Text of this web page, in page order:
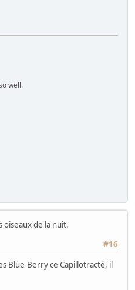
well.
oiseaux de la nuit.
#16
Blue-Berry ce Capillotracté, il